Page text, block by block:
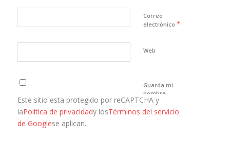
Correo
electrónico *
Web
Guarda mi
nombre,
correo
electrónico y
Este sitio esta protegido por reCAPTCHA y
laPolítica de privacidady losTérminos del servicio
de Googlese aplican.